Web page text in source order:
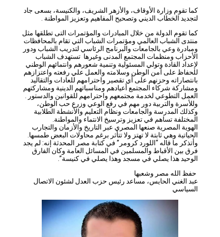
كما تقوم وزارة الأوقاف، والأزهر الشريف، والكنيسة، بسعى جاد
لتجديد الخطاب الديني وتصحيح المفاهيم وتعزيز المواطنة .
كما تقوم الدولة من خلال المبادرات والمؤتمرات التى تطلقها مثل
منتدى الشباب العالمي ومؤتمرات الشباب التي تقام بالمحافظات
ومبادرة وعي بالجامعات والبرنامج الرئاسي لتدريب الشباب ودور
الأحزاب ومنظمات المجتمع المدنى وغيرها تستهدف الشباب
لإعداد القادة وتولي المسئولية وتنمية شعورهم وانتمائهم الوطني
للحفاظ على أمن الوطن وسلامته والعمل علي رفعته واعتزازهم
بانتصاراته وحزنهم على أي تقصير واحترامهم للعادات والتقاليد
ومشاركة شركاء المجتمع أعيادهم ومناسباتهم الدينية ومشاركتهم
العمل التطوعي لخدمة مجتمعهم واحترامهم للقوانين والدستور .
وللأسرة والتربية دور مهم في رفع الوعي وزرع حب الوطن،
وكذلك المدرسة والجامعات ونظام التعليم والأنشطة الطلابية
المختلفة تساهم في تعزيز وترسيخ الانتماء والمواطنة.
الهوية المصرية صنعها المصري عبر التاريخ والأزمان والتجارب
الحياتية وهي ثابتة لا تهتز ولا تتأثر برغم محاولات البعض طمسها.
وأتذكر ما قاله “اللورد كرومر” في كتابة مصر المحدثة إنه: لم يجد
فرق بين الأقباط والمسلمين في المسائل العامة وكان الفارق
الوحيد هذا يصلي في مسجد وهذا يصلي في كنيسة”.
حفظ الله مصر وشعبها
عبد الغني الحايس، مساعد رئيس حزب العدل لشئون الاتصال
السياسي